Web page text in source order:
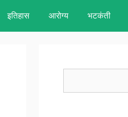
इतिहास आरोग्य भटकंती